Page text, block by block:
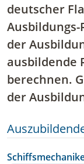
deutscher
Ausbildungs-
der
ausbildende
berechnen.
der